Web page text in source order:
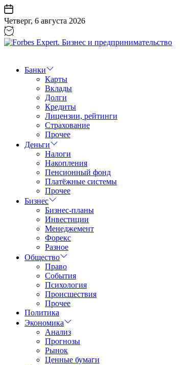
Перейти
к
содержанию
Четверг, 6 августа 2026
Бизнес
предпринимательство
Банки
Карты
Вклады
Долги
Кредиты
Лицензии, рейтинги
Страхование
Прочее
Деньги
Налоги
Накопления
Пенсионный фонд
Платёжные системы
Прочее
Бизнес
Бизнес-планы
Инвестиции
Менеджемент
Форекс
Разное
Общество
Право
События
Психология
Происшествия
Прочее
Политика
Экономика
Анализ
Прогнозы
Рынок
Ценные бумаги